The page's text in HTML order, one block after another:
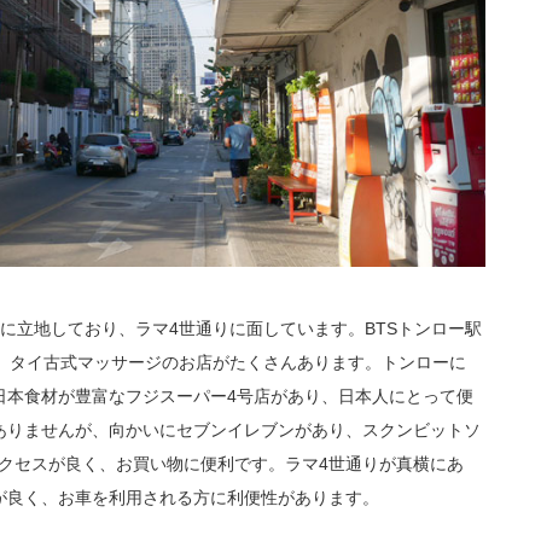
立地しており、ラマ4世通りに面しています。BTSトンロー駅
イ古式マッサージのお店がたくさんあります。トンローに
食材が豊富なフジスーパー4号店があり、日本人にとって便
ませんが、向かいにセブンイレブンがあり、スクンビットソ
セスが良く、お買い物に便利です。ラマ4世通りが真横にあ
く、お車を利用される方に利便性があります。